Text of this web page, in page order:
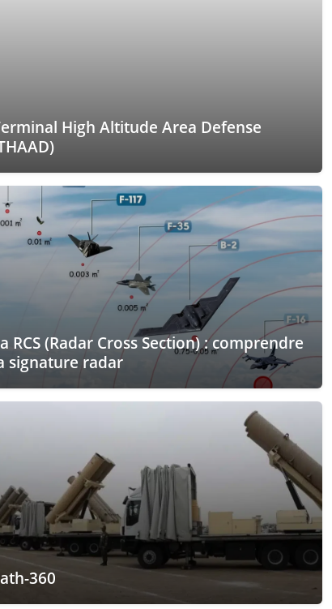
High Altitude Area Defense
RCS (Radar Cross Section) : comprendre
signature radar
360